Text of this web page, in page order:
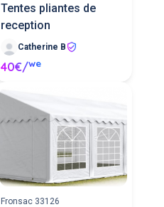
Tentes pliantes de
reception
Catherine B
40€/we
Fronsac 33126